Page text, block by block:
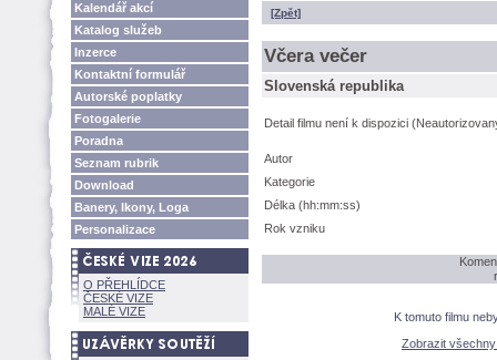
Kalendář akcí
Katalog služeb
Inzerce
Kontaktní formulář
Autorské poplatky
Fotogalerie
Poradna
Seznam rubrik
Download
Banery, Ikony, Loga
Personalizace
O PŘEHLÍDCE
ČESKÉ VIZE
MALÉ VIZE
[Zpět]
Včera večer
Slovenská republika
Detail filmu není k dispozici
Autor
Kategorie
Délka (hh:mm:ss)
Rok vzniku
K tomuto filmu
Zobrazit